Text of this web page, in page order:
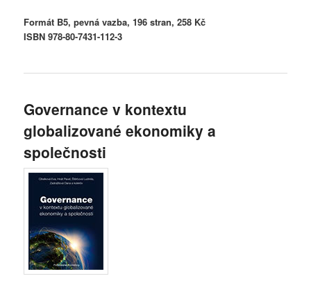
Formát B5, pevná vazba, 196 stran, 258 Kč
ISBN 978-80-7431-112-3
Governance v kontextu
globalizované ekonomiky a
společnosti